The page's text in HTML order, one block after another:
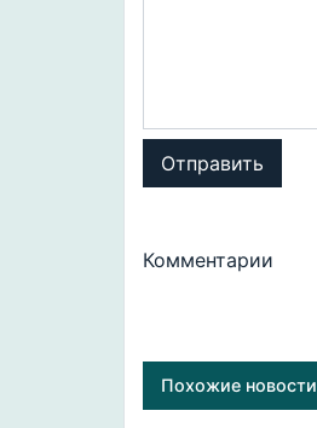
Отправить
Комментарии
Похожие новости